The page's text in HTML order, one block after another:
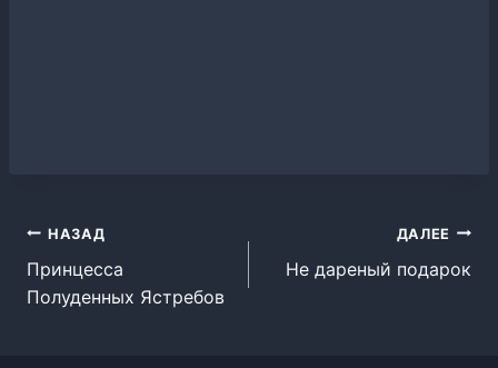
Навигация
по
НАЗАД
Принцесса
Полуденных Ястребов
ДАЛЕЕ
Не дареный подарок